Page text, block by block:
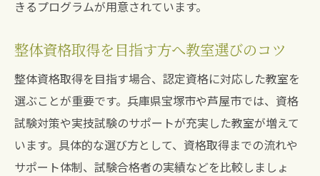
きるプログラムが用意されています。
整体資格取得を目指す方へ教室選びのコツ
整体資格取得を目指す場合、認定資格に対応した教室を
選ぶことが重要です。兵庫県宝塚市や芦屋市では、資格
試験対策や実技試験のサポートが充実した教室が増えて
います。具体的な選び方として、資格取得までの流れや
サポート体制、試験合格者の実績などを比較しましょ